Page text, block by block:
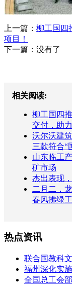
上一篇： 柳工国四
项目！
下一篇：没有了
相关阅读:
柳工国四
交付，助
沃尔沃建
三款符合“
山东临工
矿市场
杰出表现
二月二，
春风拂绿
热点资讯
联合国教科
福州深化实
全国总工会